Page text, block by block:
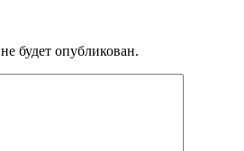
будет опубликован.